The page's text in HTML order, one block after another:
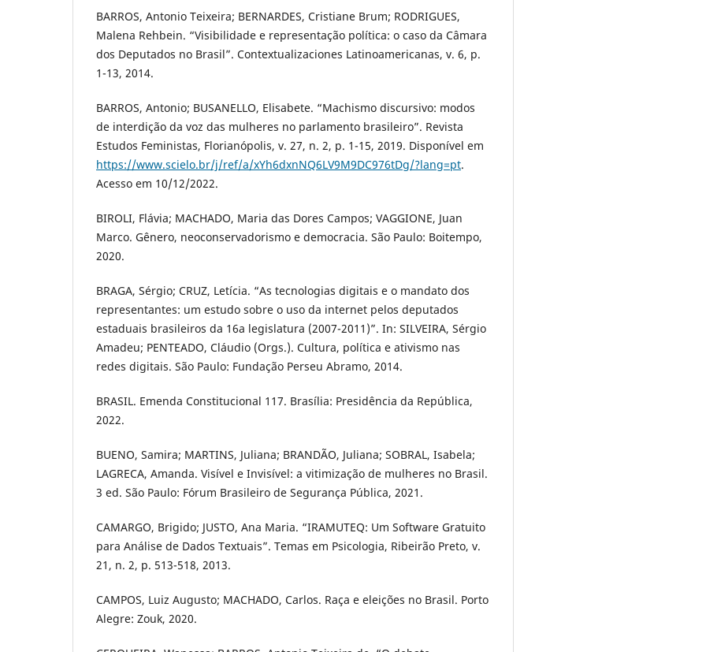
BARROS, Antonio Teixeira; BERNARDES, Cristiane Brum; RODRIGUES,
Malena Rehbein. “Visibilidade e representação política: o caso da Câmara
dos Deputados no Brasil”. Contextualizaciones Latinoamericanas, v. 6, p.
1-13, 2014.
BARROS, Antonio; BUSANELLO, Elisabete. “Machismo discursivo: modos
de interdição da voz das mulheres no parlamento brasileiro”. Revista
Estudos Feministas, Florianópolis, v. 27, n. 2, p. 1-15, 2019. Disponível em
https://www.scielo.br/j/ref/a/xYh6dxnNQ6LV9M9DC976tDg/?lang=pt.
Acesso em 10/12/2022.
BIROLI, Flávia; MACHADO, Maria das Dores Campos; VAGGIONE, Juan
Marco. Gênero, neoconservadorismo e democracia. São Paulo: Boitempo,
2020.
BRAGA, Sérgio; CRUZ, Letícia. “As tecnologias digitais e o mandato dos
representantes: um estudo sobre o uso da internet pelos deputados
estaduais brasileiros da 16a legislatura (2007-2011)”. In: SILVEIRA, Sérgio
Amadeu; PENTEADO, Cláudio (Orgs.). Cultura, política e ativismo nas
redes digitais. São Paulo: Fundação Perseu Abramo, 2014.
BRASIL. Emenda Constitucional 117. Brasília: Presidência da República,
2022.
BUENO, Samira; MARTINS, Juliana; BRANDÃO, Juliana; SOBRAL, Isabela;
LAGRECA, Amanda. Visível e Invisível: a vitimização de mulheres no Brasil.
3 ed. São Paulo: Fórum Brasileiro de Segurança Pública, 2021.
CAMARGO, Brigido; JUSTO, Ana Maria. “IRAMUTEQ: Um Software Gratuito
para Análise de Dados Textuais”. Temas em Psicologia, Ribeirão Preto, v.
21, n. 2, p. 513-518, 2013.
CAMPOS, Luiz Augusto; MACHADO, Carlos. Raça e eleições no Brasil. Porto
Alegre: Zouk, 2020.